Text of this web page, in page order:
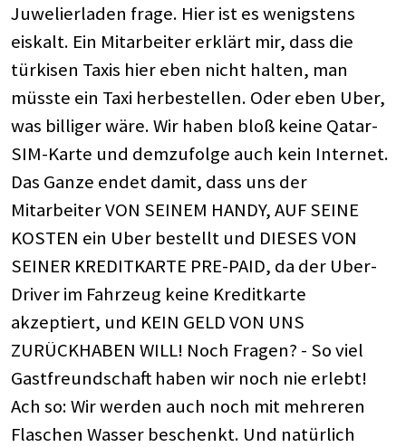
Juwelierladen frage. Hier ist es wenigstens
eiskalt. Ein Mitarbeiter erklärt mir, dass die
türkisen Taxis hier eben nicht halten, man
müsste ein Taxi herbestellen. Oder eben Uber,
was billiger wäre. Wir haben bloß keine Qatar-
SIM-Karte und demzufolge auch kein Internet.
Das Ganze endet damit, dass uns der
Mitarbeiter VON SEINEM HANDY, AUF SEINE
KOSTEN ein Uber bestellt und DIESES VON
SEINER KREDITKARTE PRE-PAID, da der Uber-
Driver im Fahrzeug keine Kreditkarte
akzeptiert, und KEIN GELD VON UNS
ZURÜCKHABEN WILL! Noch Fragen? - So viel
Gastfreundschaft haben wir noch nie erlebt!
Ach so: Wir werden auch noch mit mehreren
Flaschen Wasser beschenkt. Und natürlich